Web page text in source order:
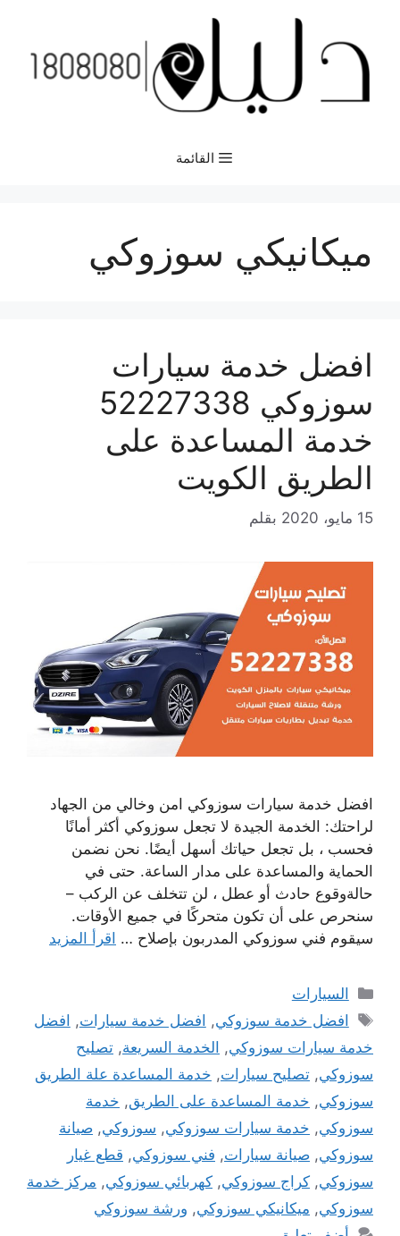
المحتوى
القائمة
ميكانيكي سوزوكي
افضل خدمة سيارات
سوزوكي 52227338
خدمة المساعدة على
الطريق الكويت
15 مايو، 2020 بقلم
افضل خدمة سيارات سوزوكي امن وخالي من الجهاد
لراحتك: الخدمة الجيدة لا تجعل سوزوكي أكثر أمانًا
فحسب ، بل تجعل حياتك أسهل أيضًا. نحن نضمن
الحماية والمساعدة على مدار الساعة. حتى في
حالةوقوع حادث أو عطل ، لن تتخلف عن الركب –
سنحرص على أن تكون متحركًا في جميع الأوقات.
سيقوم فني سوزوكي المدربون بإصلاح … اقرأ المزيد
التصنيفات
السيارات
الوسوم
افضل خدمة سوزوكي, افضل خدمة سيارات, افضل
خدمة سيارات سوزوكي, الخدمة السريعة, تصليح
سوزوكي, تصليح سيارات, خدمة المساعدة علة الطريق
سوزوكي, خدمة المساعدة على الطريق, خدمة
سوزوكي, خدمة سيارات سوزوكي, سوزوكي, صيانة
سوزوكي, صيانة سيارات, فني سوزوكي, قطع غيار
سوزوكي, كراج سوزوكي, كهربائي سوزوكي, مركز خدمة
سوزوكي, ميكانيكي سوزوكي, ورشة سوزوكي